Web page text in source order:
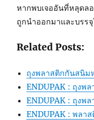
หากพบเจออันที่หลุดล
ถูกนำออกมาและบรร
Related Posts:
ถุงพลาสติกกันสนิม
ENDUPAK : ถุงพ
ENDUPAK : ถุงพ
ENDUPAK : พลา